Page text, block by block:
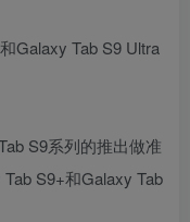
Galaxy Tab S9 Ultra
S9系列的推出做准
S9+和Galaxy Tab